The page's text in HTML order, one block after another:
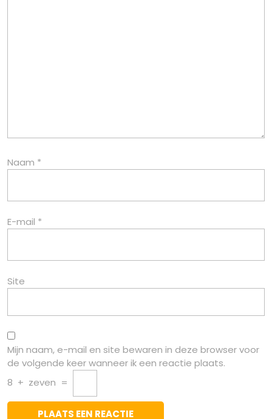
Naam *
E-mail *
Site
Mijn naam, e-mail en site bewaren in deze browser voor
de volgende keer wanneer ik een reactie plaats.
8 + zeven =